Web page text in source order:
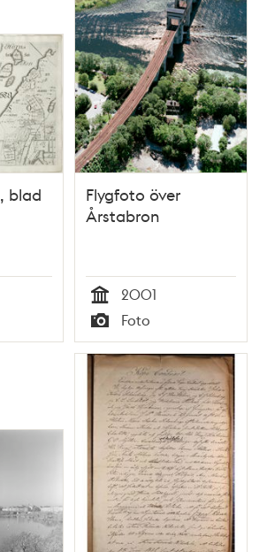
blad
Flygfoto över
Årstabron
Tid
2001
Typ
Foto